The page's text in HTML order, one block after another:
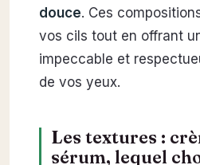
douce. Ces
vos cils tout en offrant
impeccable et
de vos yeux.
Les textures :
sérum, lequel